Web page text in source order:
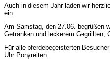
Auch in diesem Jahr laden wir
ein.
Am Samstag, den 27.06. begrüßen
Getränken und leckerem Gegrillten,
Für alle pferdebegeisterten
Uhr Ponyreiten.